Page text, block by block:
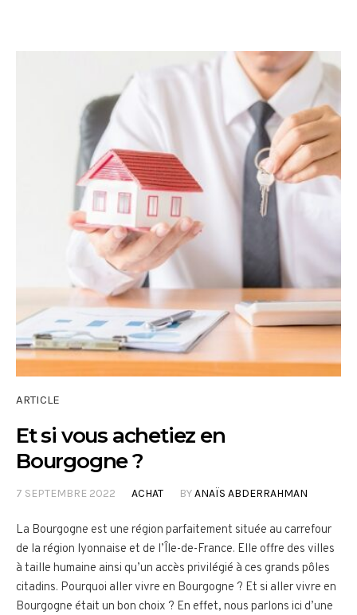
ARTICLE
Et si vous achetiez en
Bourgogne ?
7 SEPTEMBRE 2022 ACHAT BYANAÏS ABDERRAHMAN
La Bourgogne est une région parfaitement située au carrefour
de la région lyonnaise et de l’Île-de-France. Elle offre des villes
à taille humaine ainsi qu’un accès privilégié à ces grands pôles
citadins. Pourquoi aller vivre en Bourgogne ? Et si aller vivre en
Bourgogne était un bon choix ? En effet, nous parlons ici d’une